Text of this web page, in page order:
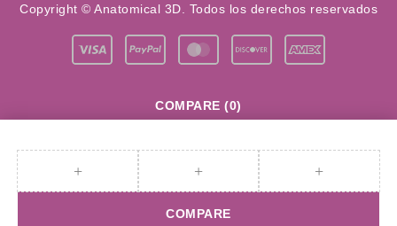
Copyright © Anatomical 3D. Todos los derechos reservados
COMPARE (0)
COMPARE